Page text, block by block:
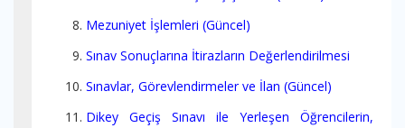
Mezuniyet İşlemleri (Güncel)
Sınav Sonuçlarına İtirazların Değerlendirilmesi
Sınavlar, Görevlendirmeler ve İlan (Güncel)
Dikey Geçiş Sınavı ile Yerleşen Öğrencilerin,